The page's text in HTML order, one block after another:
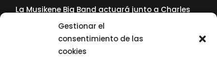
Gestionar el
consentimiento de las
cookies
La Musikene Big Band actuará junto a Charles
Tolliver en el 61 Jazzaldia